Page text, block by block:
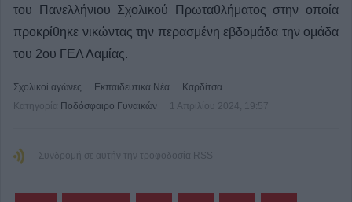
του Πανελλήνιου Σχολικού Πρωταθλήματος στην οποία
προκρίθηκε νικώντας την περασμένη εβδομάδα την ομάδα
του 2ου ΓΕΛ Λαμίας.
Σχολικοί αγώνες Εκπαιδευτικά Νέα
Καρδίτσα
Κατηγορία Ποδόσφαιρο Γυναικών 1 Απριλίου 2024, 19:57
Συνδρομή σε αυτήν την τροφοδοσία RSS